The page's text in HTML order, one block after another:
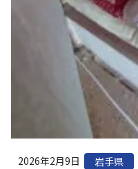
2026年2月9日 岩手県